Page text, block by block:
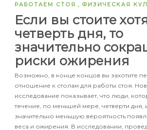
РАБОТАЕМ СТОЯ., ФИЗИЧЕСКАЯ
Если вы стоите
четверть дня, то
значительно
риски ожирения
Возможно, в конце концов вы захотите
отношение к столам для работы стоя.
исследование показывает, что люди,
течение, по меньшей мере, четверти дня,
значительно меньшую вероятность
веса и ожирения. В исследовании,